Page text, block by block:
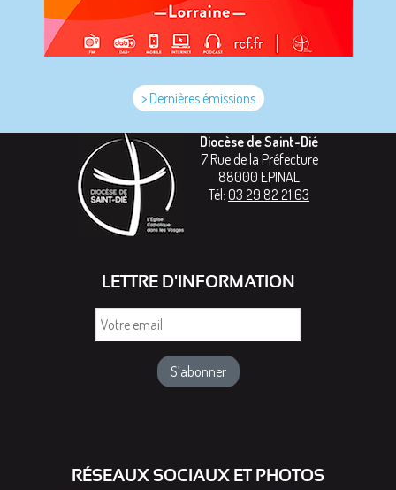
> Dernières émissions
Diocèse de Saint-Dié
7 Rue de la Préfecture
88000 EPINAL
Tél: 03 29 82 21 63
LETTRE D'INFORMATION
RÉSEAUX SOCIAUX ET PHOTOS